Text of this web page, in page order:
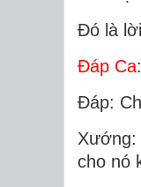
Ðó là
Ðáp Ca
Ðáp:
cho nó